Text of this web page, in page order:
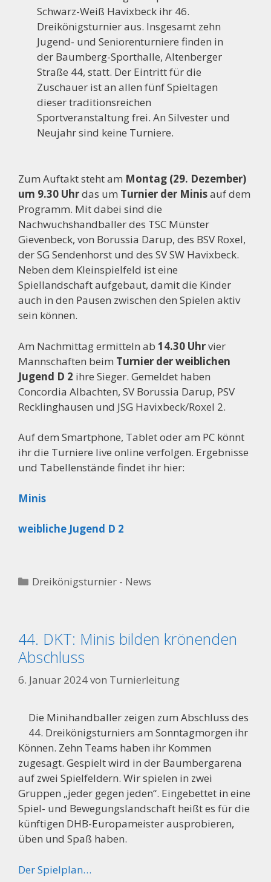
Schwarz-Weiß Havixbeck ihr 46.
Dreikönigsturnier aus. Insgesamt zehn
Jugend- und Seniorenturniere finden in
der Baumberg-Sporthalle, Altenberger
Straße 44, statt. Der Eintritt für die
Zuschauer ist an allen fünf Spieltagen
dieser traditionsreichen
Sportveranstaltung frei. An Silvester und
Neujahr sind keine Turniere.
Zum Auftakt steht am Montag (29. Dezember)
um 9.30 Uhrdas um Turnier der Minisauf dem
Programm. Mit dabei sind die
Nachwuchshandballer des TSC Münster
Gievenbeck, von Borussia Darup, des BSV Roxel,
der SG Sendenhorst und des SV SW Havixbeck.
Neben dem Kleinspielfeld ist eine
Spiellandschaft aufgebaut, damit die Kinder
auch in den Pausen zwischen den Spielen aktiv
sein können.
Am Nachmittag ermitteln ab 14.30 Uhrvier
Mannschaften beim Turnier der weiblichen
Jugend D 2 ihre Sieger. Gemeldet haben
Concordia Albachten, SV Borussia Darup, PSV
Recklinghausen und JSG Havixbeck/Roxel 2.
Auf dem Smartphone, Tablet oder am PC könnt
ihr die Turniere live online verfolgen. Ergebnisse
und Tabellenstände findet ihr hier:
Minis
weibliche Jugend D 2
Kategorien
Dreikönigsturnier - News
44. DKT: Minis bilden krönenden
Abschluss
6. Januar 2024von Turnierleitung
Die Minihandballer zeigen zum Abschluss des
44. Dreikönigsturniers am Sonntagmorgen ihr
Können. Zehn Teams haben ihr Kommen
zugesagt. Gespielt wird in der Baumbergarena
auf zwei Spielfeldern. Wir spielen in zwei
Gruppen „jeder gegen jeden“. Eingebettet in eine
Spiel- und Bewegungslandschaft heißt es für die
künftigen DHB-Europameister ausprobieren,
üben und Spaß haben.
Der Spielplan…